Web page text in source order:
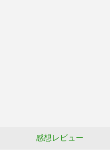
感想レビュー